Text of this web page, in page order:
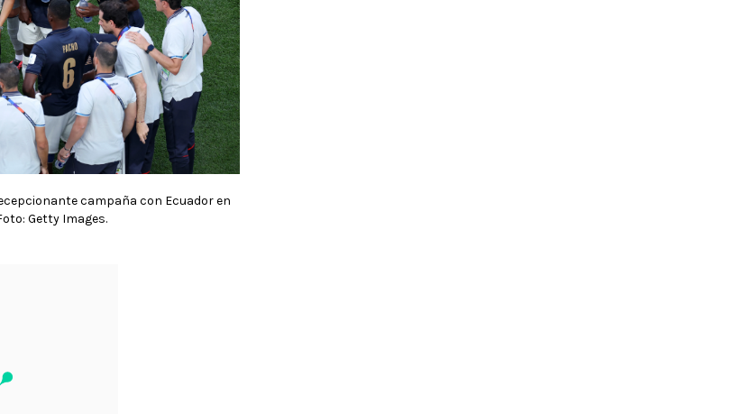
campaña con Ecuador en
Getty Images.